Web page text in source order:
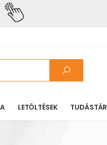
LETÖLTÉSEK TUDÁSTÁR